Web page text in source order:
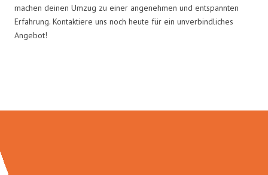
machen deinen Umzug zu einer angenehmen und entspannten
Erfahrung. Kontaktiere uns noch heute für ein unverbindliches
Angebot!